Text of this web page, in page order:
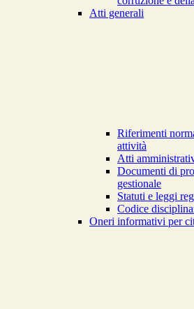
Atti generali
Riferimenti
attività
Atti
Documenti di
gestionale
Statuti e leggi
Codice
Oneri informativi per